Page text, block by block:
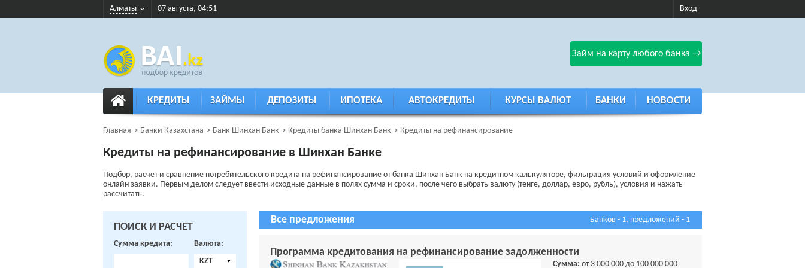
Алматы 07 августа, 04:51 Вход
Займ на карту любого банка →
КРЕДИТЫ ЗАЙМЫ ДЕПОЗИТЫ ИПОТЕКА АВТОКРЕДИТЫ КУРСЫ ВАЛЮТ БАНКИ НОВОСТИ
Главная Банки Казахстана Банк Шинхан Банк Кредиты банка Шинхан Банк Кредиты на рефинансирование
Кредиты на рефинансирование в Шинхан Банке
Подбор, расчет и сравнение потребительского кредита на рефинансирование от банка Шинхан Банк на кредитном калькуляторе, фильтрация условий и оформление
онлайн заявки. Первым делом следует ввести исходные данные в полях сумма и сроки, после чего выбрать валюту (тенге, доллар, евро, рубль), условия и нажать
рассчитать.
Все предложения Банков - 1, предложений - 1
Программа кредитования на рефинансирование задолженности
Сумма: от 3 000 000 до 100 000 000
ПОИСК И РАСЧЕТ
Сумма кредита:
Валюта:
KZT